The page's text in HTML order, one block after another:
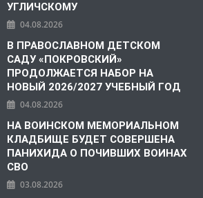
УГЛИЧСКОМУ
04.08.2026
В ПРАВОСЛАВНОМ ДЕТСКОМ
САДУ «ПОКРОВСКИЙ»
ПРОДОЛЖАЕТСЯ НАБОР НА
НОВЫЙ 2026/2027 УЧЕБНЫЙ ГОД
04.08.2026
НА ВОИНСКОМ МЕМОРИАЛЬНОМ
КЛАДБИЩЕ БУДЕТ СОВЕРШЕНА
ПАНИХИДА О ПОЧИВШИХ ВОИНАХ
СВО
03.08.2026